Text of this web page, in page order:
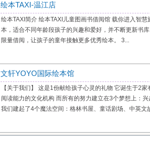
绘本TAXI-温江店
绘本TAXI简介 绘本TAXI儿童图画书借阅馆 载你进入智
本，适合不同年龄段孩子的兴趣和爱好，并不断更新书
限量借阅，让孩子的童年接触更多优秀绘本。 3...
文轩YOYO国际绘本馆
【关于我们】 这是1份献给孩子心灵的礼物 它诞生于2
阅读能力的文化机构 而所有的努力建立在3个梦想上：
我们建起了4个魔法空间：格林书屋、童话剧场、中英文